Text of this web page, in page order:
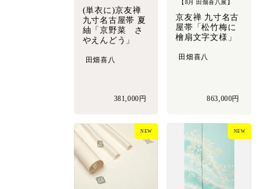
(単衣に)京友禅
九寸名古屋帯 夏
紬「京野菜 さ
やえんどう」
田畑喜八
381,000円
【8月 田畑喜八展】
京友禅 九寸名古
屋帯「松竹梅に
檜扇文字文様」
田畑喜八
863,000円
NEW NEW